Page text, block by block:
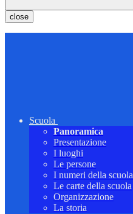
close
Scuola
Panoramica
Presentazione
I luoghi
Le persone
I numeri della scuola
Le carte della scuola
Organizzazione
La storia